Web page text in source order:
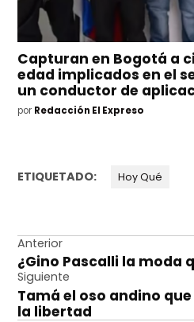
Capturan en Bogotá a
edad implicados en el
un conductor de
por Redacción El Expreso
ETIQUETADO: Hoy Qué
Navegación
de
entradas
Anterior
¿Gino Pascalli la moda
Siguiente
Tamá el oso andino
la libertad